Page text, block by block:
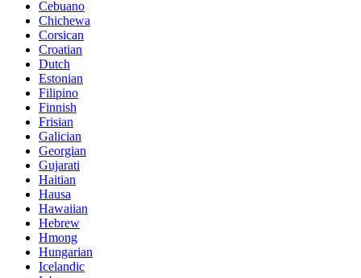
Cebuano
Chichewa
Corsican
Croatian
Dutch
Estonian
Filipino
Finnish
Frisian
Galician
Georgian
Gujarati
Haitian
Hausa
Hawaiian
Hebrew
Hmong
Hungarian
Icelandic